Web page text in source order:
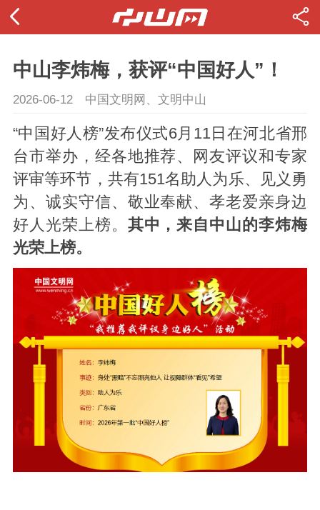
中山李炜梅，获评“中国好人”！
2026-06-12 中国文明网、文明中山
“中国好人榜”发布仪式6月11日在河北省邢
台市举办，经各地推荐、网友评议和专家
评审等环节，共有151名助人为乐、见义勇
为、诚实守信、敬业奉献、孝老爱亲身边
好人光荣上榜。 其中，来自中山的李炜梅
光荣上榜。